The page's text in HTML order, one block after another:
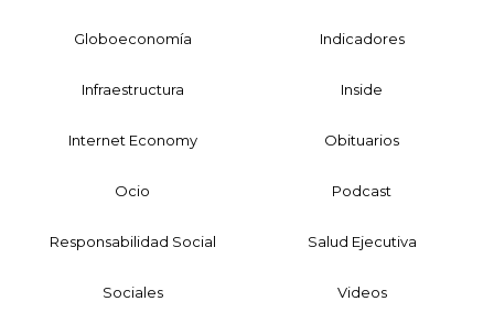
Globoeconomía Indicadores
Infraestructura Inside
Internet Economy Obituarios
Ocio Podcast
Responsabilidad Social Salud Ejecutiva
Sociales Videos